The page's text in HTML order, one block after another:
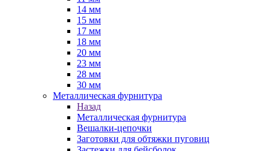
14 мм
15 мм
17 мм
18 мм
20 мм
23 мм
28 мм
30 мм
Металлическая фурнитура
Назад
Металлическая фурнитура
Вешалки-цепочки
Заготовки для обтяжки пуговиц